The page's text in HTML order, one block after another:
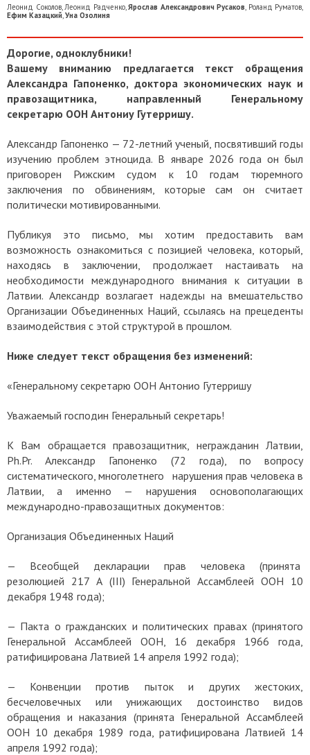
Леонид Соколов,Леонид Радченко,Ярослав Александрович Русаков, Роланд Руматов,
Ефим Казацкий,Уна Озолиня
Дорогие, одноклубники!
Вашему вниманию предлагается текст обращения
Александра Гапоненко, доктора экономических наук и
правозащитника, направленный Генеральному
секретарю ООН Антониу Гутерришу.
Александр Гапоненко — 72-летний ученый, посвятивший годы
изучению проблем этноцида. В январе 2026 года он был
приговорен Рижским судом к 10 годам тюремного
заключения по обвинениям, которые сам он считает
политически мотивированными.
Публикуя это письмо, мы хотим предоставить вам
возможность ознакомиться с позицией человека, который,
находясь в заключении, продолжает настаивать на
необходимости международного внимания к ситуации в
Латвии. Александр возлагает надежды на вмешательство
Организации Объединенных Наций, ссылаясь на прецеденты
взаимодействия с этой структурой в прошлом.
Ниже следует текст обращения без изменений:
«Генеральному секретарю ООН Антонио Гутерришу
Уважаемый господин Генеральный секретарь!
К Вам обращается правозащитник, негражданин Латвии,
Ph.Pr. Александр Гапоненко (72 года), по вопросу
систематического, многолетнего нарушения прав человека в
Латвии, а именно — нарушения основополагающих
международно-правозащитных документов:
Организация Объединенных Наций
— Всеобщей декларации прав человека (принята
резолюцией 217 А (III) Генеральной Ассамблеей ООН 10
декабря 1948 года);
— Пакта о гражданских и политических правах(принятого
Генеральной Ассамблеей ООН, 16 декабря 1966 года,
ратифицирована Латвией 14 апреля 1992 года);
—
Конвенции против пыток и других жестоких,
бесчеловечных или унижающих достоинство видов
обращения и наказания (принята Генеральной Ассамблеей
ООН 10 декабря 1989 года, ратифицирована Латвией 14
апреля 1992 года);